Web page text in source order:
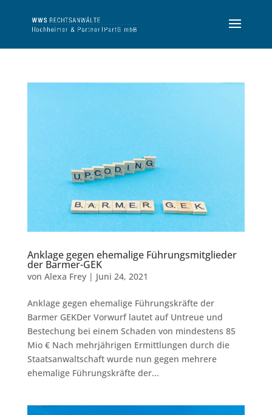
Anklage gegen ehemalige Führungsmitglieder
der Barmer-GEK
von Alexa Frey| Juni 24, 2021
Anklage gegen ehemalige Führungskräfte der
Barmer GEKDer Vorwurf lautet auf Untreue und
Bestechung bei einem Schaden von mindestens 85
Mio € Nach mehrjährigen Ermittlungen durch die
Staatsanwaltschaft wurde nun gegen mehrere
ehemalige Führungskräfte der...